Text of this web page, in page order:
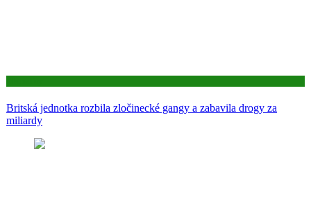
Britská jednotka rozbila zločinecké gangy a zabavila drogy za
miliardy